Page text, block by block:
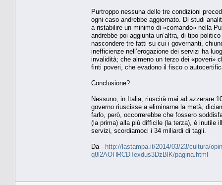
Purtroppo nessuna delle tre condizioni
ogni caso andrebbe aggiornato. Di studi
a ristabilire un minimo di «comando» nella
andrebbe poi aggiunta un’altra, di tipo
nascondere tre fatti su cui i governanti,
inefficienze nell’erogazione dei servizi ha
invalidità; che almeno un terzo dei «poveri»
finti poveri, che evadono il fisco o
Conclusione?
Nessuno, in Italia, riuscirà mai ad azzerare
governo riuscisse a eliminarne la metà,
farlo, però, occorrerebbe che fossero
(la prima) alla più difficile (la terza), è inutile
servizi, scordiamoci i 34 miliardi di tagli.
Da - http://lastampa.it/2014/03/23/cultura/
q8l2AOHRCDTexdus3DzBlK/pagina.html